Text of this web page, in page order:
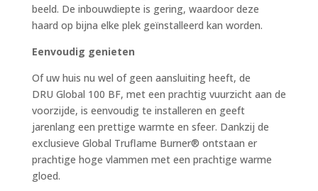
beeld. De inbouwdiepte is gering, waardoor deze
haard op bijna elke plek geïnstalleerd kan worden.
Eenvoudig genieten
Of uw huis nu wel of geen aansluiting heeft, de
DRU Global 100 BF, met een prachtig vuurzicht aan de
voorzijde, is eenvoudig te installeren en geeft
jarenlang een prettige warmte en sfeer. Dankzij de
exclusieve Global Truflame Burner® ontstaan er
prachtige hoge vlammen met een prachtige warme
gloed.